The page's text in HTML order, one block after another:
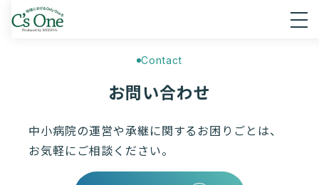
Contact
お問い合わせ
中小病院の運営や承継に関するお困りごとは、
お気軽にご相談ください。